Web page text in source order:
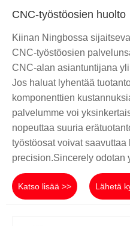
CNC-työstöosien huolto
Kiinan Ningbossa
CNC-työstöosien
CNC-alan asiantuntijana
Jos haluat lyhentää
komponenttien
palvelumme voi
nopeuttaa suuria
työstöosat voivat
precision.Sincerely odotan
Katso lisää >> Lähetä